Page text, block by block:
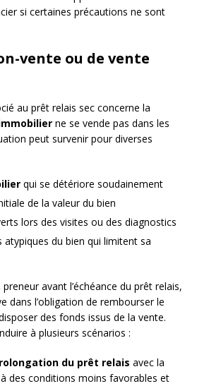
si certaines précautions ne sont
vente ou de vente
au prêt relais sec concerne la
ne se vende pas dans les
peut survenir pour diverses
qui se détériore soudainement
de la valeur du bien
lors des visites ou des diagnostics
atypiques du bien qui limitent sa
avant l’échéance du prêt relais,
dans l’obligation de rembourser le
des fonds issus de la vente.
à plusieurs scénarios :
du prêt relais avec la
des conditions moins favorables et